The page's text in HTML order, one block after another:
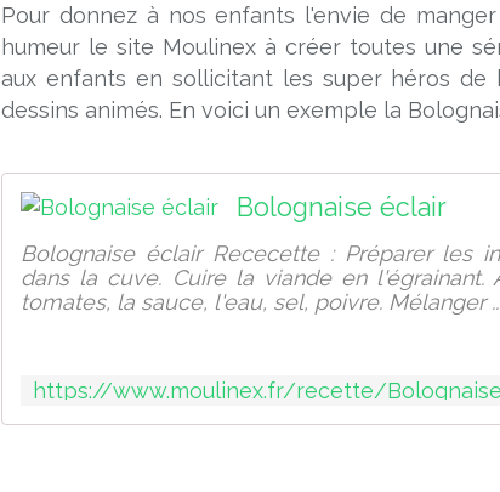
Pour donnez à nos enfants l'envie de
humeur le site Moulinex à créer toutes une
aux enfants en sollicitant les super héros de
dessins animés. En voici un exemple la
Bolognaise éclair
Bolognaise éclair Rececette : Préparer les
dans la cuve. Cuire la viande en l'égrainant.
tomates, la sauce, l'eau, sel, poivre. Mélanger